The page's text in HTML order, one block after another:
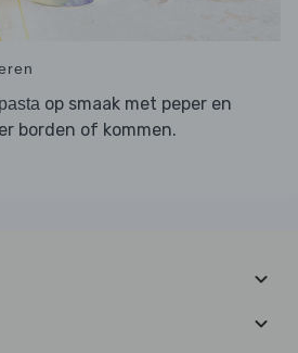
pasta op smaak met peper en
borden of kommen.